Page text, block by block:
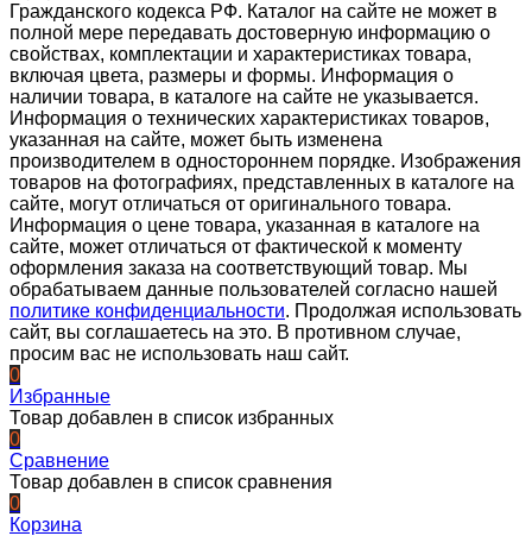
Гражданского кодекса РФ. Каталог на сайте не может в
полной мере передавать достоверную информацию о
свойствах, комплектации и характеристиках товара,
включая цвета, размеры и формы. Информация о
наличии товара, в каталоге на сайте не указывается.
Информация о технических характеристиках товаров,
указанная на сайте, может быть изменена
производителем в одностороннем порядке. Изображения
товаров на фотографиях, представленных в каталоге на
сайте, могут отличаться от оригинального товара.
Информация о цене товара, указанная в каталоге на
сайте, может отличаться от фактической к моменту
оформления заказа на соответствующий товар. Мы
обрабатываем данные пользователей согласно нашей
политике конфиденциальности. Продолжая использовать
сайт, вы соглашаетесь на это. В противном случае,
просим вас не использовать наш сайт.
0
Избранные
Товар добавлен в список избранных
0
Сравнение
Товар добавлен в список сравнения
0
Корзина